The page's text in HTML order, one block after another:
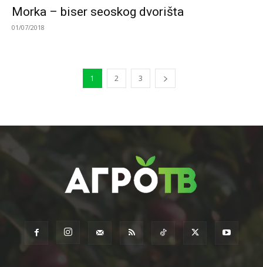
Morka – biser seoskog dvorišta
01/07/2018
1 2 3